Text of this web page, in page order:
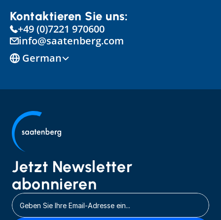
Kontaktieren Sie uns:
+49 (0)7221 970600
info@saatenberg.com
German
Jetzt Newsletter
abonnieren